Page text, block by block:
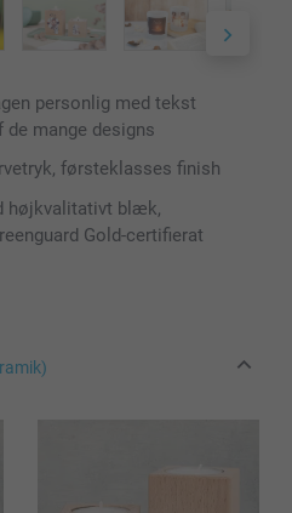
personlig med tekst
mange designs
førsteklasses finish
højkvalitativt blæk,
Gold-certifierat